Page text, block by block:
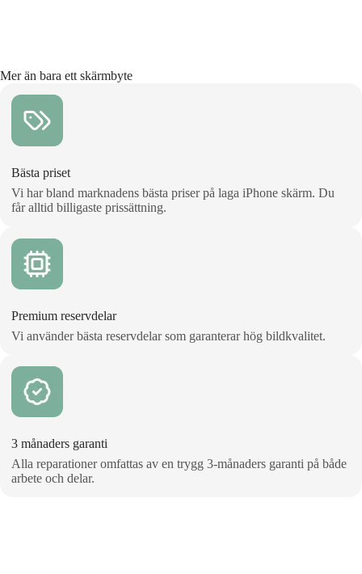
Mer än bara ett skärmbyte
Bästa priset
Vi har bland marknadens bästa priser på laga iPhone skärm. Du
får alltid billigaste prissättning.
Premium reservdelar
Vi använder bästa reservdelar som garanterar hög bildkvalitet.
3 månaders garanti
Alla reparationer omfattas av en trygg 3‑månaders garanti på både
arbete och delar.